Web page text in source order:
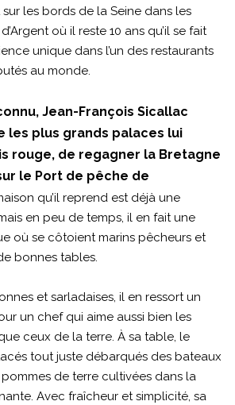
sur les bords de la Seine dans les
où il reste 10 ans qu’il se fait
unique dans l’un des restaurants
au monde.
Jean-François Sicallac
les plus grands palaces lui
rouge, de regagner la Bretagne
le Port de pêche de
qu’il reprend est déjà une
en peu de temps, il en fait une
où se côtoient marins pêcheurs et
bonnes tables.
et sarladaises, il en ressort un
un chef qui aime aussi bien les
ceux de la terre. À sa table, le
tout juste débarqués des bateaux
de terre cultivées dans la
Avec fraîcheur et simplicité, sa